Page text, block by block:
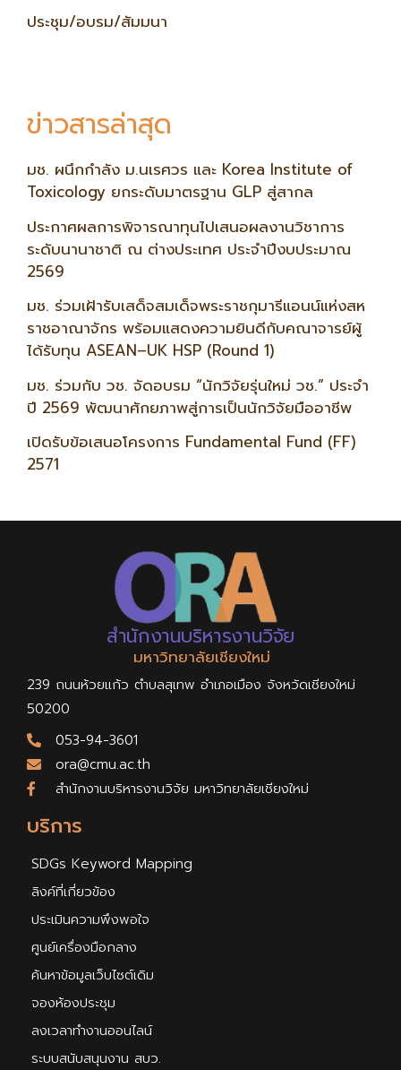
ประชุม/อบรม/สัมมนา
ข่าวสารล่าสุด
มช. ผนึกกำลัง ม.นเรศวร และ Korea Institute of
Toxicology ยกระดับมาตรฐาน GLP สู่สากล
ประกาศผลการพิจารณาทุนไปเสนอผลงานวิชาการ
ระดับนานาชาติ ณ ต่างประเทศ ประจำปีงบประมาณ
2569
มช. ร่วมเฝ้ารับเสด็จสมเด็จพระราชกุมารีแอนน์แห่งสห
ราชอาณาจักร พร้อมแสดงความยินดีกับคณาจารย์ผู้
ได้รับทุน ASEAN–UK HSP (Round 1)
มช. ร่วมกับ วช. จัดอบรม “นักวิจัยรุ่นใหม่ วช.” ประจำ
ปี 2569 พัฒนาศักยภาพสู่การเป็นนักวิจัยมืออาชีพ
เปิดรับข้อเสนอโครงการ Fundamental Fund (FF)
2571
บริการ
SDGs Keyword Mapping
ลิงค์ที่เกี่ยวข้อง
ประเมินความพึงพอใจ
ศูนย์เครื่องมือกลาง
ค้นหาข้อมูลเว็บไซต์เดิม
จองห้องประชุม
ลงเวลาทำงานออนไลน์
ระบบสนับสนุนงาน สบว.
สำนักงานบริหารงานวิจัย
มหาวิทยาลัยเชียงใหม่
239 ถนนห้วยแก้ว ตำบลสุเทพ อำเภอเมือง จังหวัดเชียงใหม่
50200
053-94-3601
ora@cmu.ac.th
สำนักงานบริหารงานวิจัย มหาวิทยาลัยเชียงใหม่